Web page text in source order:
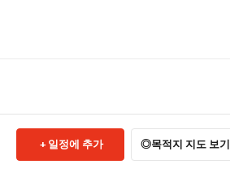
일정에 추가 목적지 지도 보기